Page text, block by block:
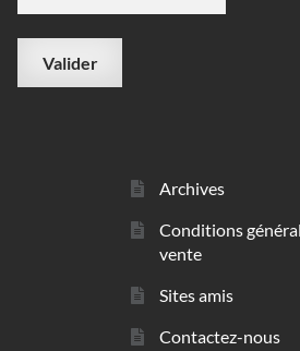
Archives
Conditions
vente
Sites amis
Contactez-nous